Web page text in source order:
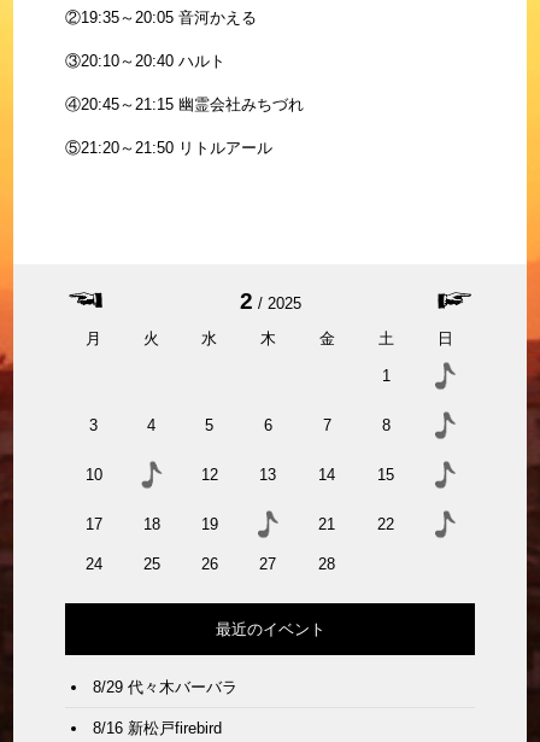
②19:35～20:05 音河かえる
③20:10～20:40 ハルト
④20:45～21:15 幽霊会社みちづれ
⑤21:20～21:50 リトルアール
2
2025
月
火 水 木 金 土 日
1
3 4 5 6 7 8
10 12 13 14 15
17 18 19 21 22
24 25 26 27 28
最近のイベント
8/29 代々木バーバラ
8/16 新松戸firebird